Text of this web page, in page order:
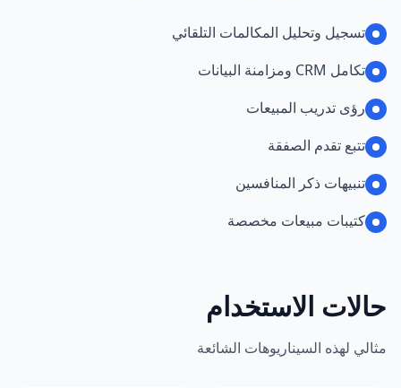
تسجيل وتحليل المكالمات التلقائي
تكامل CRM ومزامنة البيانات
رؤى تدريب المبيعات
تتبع تقدم الصفقة
تنبيهات ذكر المنافسين
كتيبات مبيعات مخصصة
حالات الاستخدام
مثالي لهذه السيناريوهات الشائعة